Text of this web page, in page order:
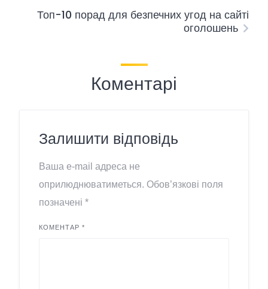
Топ-10 порад для безпечних угод на сайті
оголошень
Коментарі
Залишити відповідь
Ваша e-mail адреса не
оприлюднюватиметься. Обов’язкові поля
позначені *
КОМЕНТАР *